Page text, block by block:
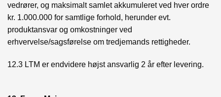
vedrører, og maksimalt samlet akkumuleret ved hver ordre
kr. 1.000.000 for samtlige forhold, herunder evt.
produktansvar og omkostninger ved
erhvervelse/sagsførelse om tredjemands rettigheder.
12.3 LTM er endvidere højst ansvarlig 2 år efter levering.